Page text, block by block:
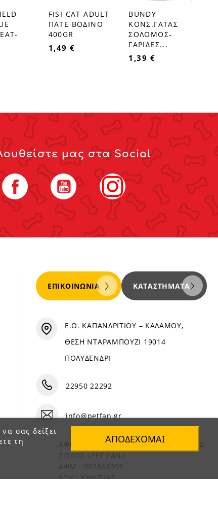
favorite_border
FISI CAT ADULT
ΠΑΤΕ ΒΟΔΙΝΟ
400GR
1,49 €
favorite_border
BUNDY
ΚΟΝΣ.ΓΑΤΑΣ
ΣΟΛΟΜΟΣ-
ΓΑΡΙΔΕΣ...
1,39 €
μας στα Social
Facebook YouTube Instagram
σας δείξει
τη
ΑΠΟΔΈΧΟΜΑΙ
ΕΠΙΚΟΙΝΩΝΊΑ ΚΑΤΑΣΤΉΜΑΤΑ
Ε.Ο. ΚΑΠΑΝΔΡΙΤΙΟΥ – ΚΑΛΑΜΟΥ,
ΘΕΣΗ ΝΤΑΡΑΜΠΟΥΖΙ 19014
ΠΟΛΥΔΕΝΔΡΙ
22950 22292
info@petfan.gr
ΑΦΟΙ ΧΑΤΖΗΓΕΩΡΓΙΟΥ Ο.Ε. ΔΙΑΚΡΙΤΙΚΟΣ
ΤΙΤΛΟΣ «PET FAN»
ΑΦΜ : 082864093
ΔΟΥ : ΚΗΦΙΣΙΑΣ